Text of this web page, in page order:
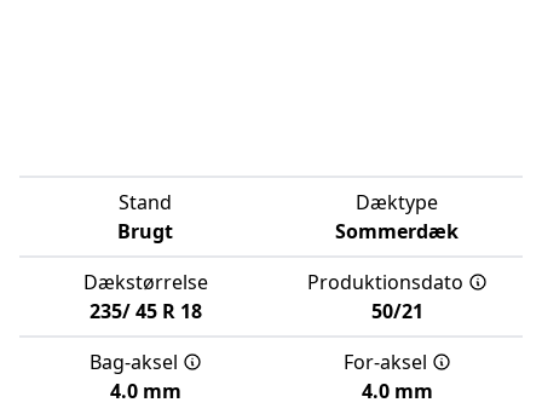
Stand
Brugt
Dæktype
Sommerdæk
Dækstørrelse
235/ 45 R 18
Produktionsdato
50/21
Bag-aksel
4.0 mm
For-aksel
4.0 mm